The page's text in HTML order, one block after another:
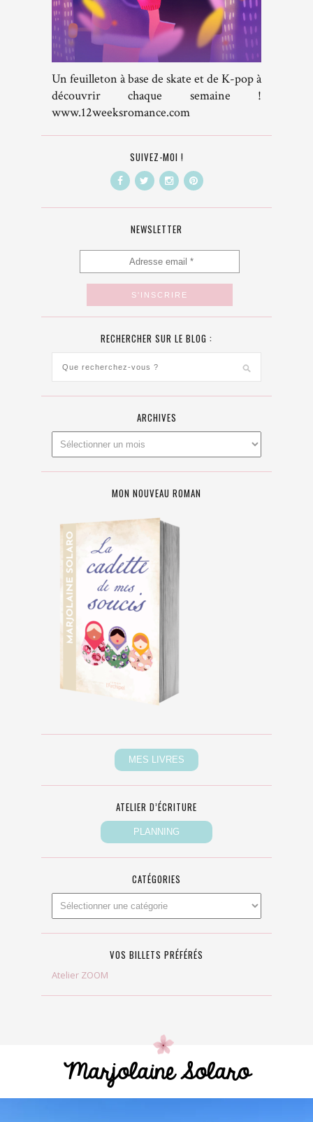
Un feuilleton à base de skate et de K-pop à
découvrir chaque semaine !
www.12weeksromance.com
SUIVEZ-MOI !
NEWSLETTER
RECHERCHER SUR LE BLOG :
ARCHIVES
MON NOUVEAU ROMAN
ATELIER D’ÉCRITURE
CATÉGORIES
VOS BILLETS PRÉFÉRÉS
Atelier ZOOM
Marjolaine Solaro